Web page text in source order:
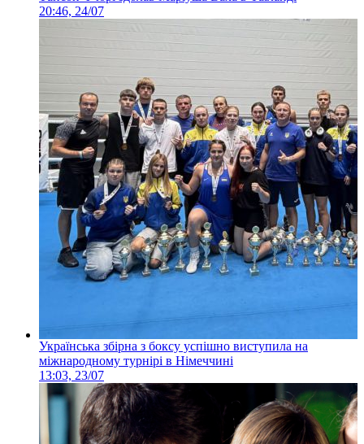
20:46, 24/07
Українська збірна з боксу успішно виступила на
міжнародному турнірі в Німеччині
13:03, 23/07